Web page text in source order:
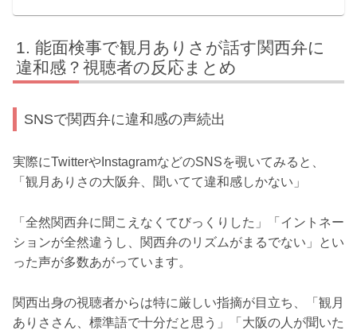
能面検事で観月ありさが話す関西弁に
違和感？視聴者の反応まとめ
SNSで関西弁に違和感の声続出
実際にTwitterやInstagramなどのSNSを覗いてみると、
「観月ありさの大阪弁、聞いてて違和感しかない」
「全然関西弁に聞こえなくてびっくりした」「イントネー
ションが全然違うし、関西弁のリズムがまるでない」とい
った声が多数あがっています。
関西出身の視聴者からは特に厳しい指摘が目立ち、「観月
ありささん、標準語で十分だと思う」「大阪の人が聞いた